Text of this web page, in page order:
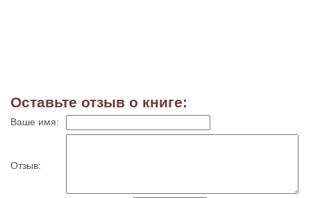
Оставьте отзыв о книге:
Ваше имя:
Отзыв: